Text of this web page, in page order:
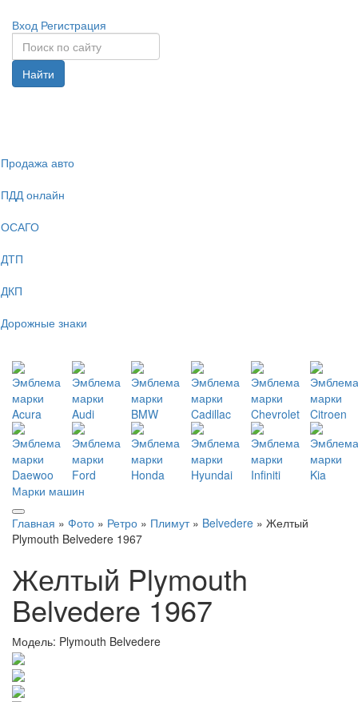
Вход Регистрация
Найти
Продажа авто
ПДД онлайн
ОСАГО
ДТП
ДКП
Дорожные знаки
Марки машин
Главная » Фото » Ретро » Плимут» Belvedere » Желтый
Plymouth Belvedere 1967
Желтый Plymouth
Belvedere 1967
Модель: Plymouth Belvedere